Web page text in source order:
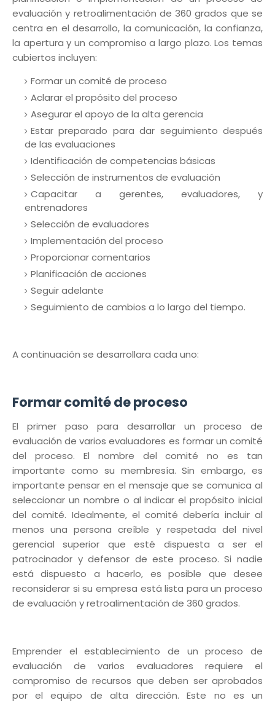
evaluación y retroalimentación de 360 ​​grados que se
centra en el desarrollo, la comunicación, la confianza,
la apertura y un compromiso a largo plazo. Los temas
cubiertos incluyen:
Formar un comité de proceso
Aclarar el propósito del proceso
Asegurar el apoyo de la alta gerencia
Estar preparado para dar seguimiento después
de las evaluaciones
Identificación de competencias básicas
Selección de instrumentos de evaluación
Capacitar a gerentes, evaluadores, y
entrenadores
Selección de evaluadores
Implementación del proceso
Proporcionar comentarios
Planificación de acciones
Seguir adelante
Seguimiento de cambios a lo largo del tiempo.
A continuación se desarrollara cada uno:
Formar comité de proceso
El primer paso para desarrollar un proceso de
evaluación de varios evaluadores es formar un comité
del proceso. El nombre del comité no es tan
importante como su membresía. Sin embargo, es
importante pensar en el mensaje que se comunica al
seleccionar un nombre o al indicar el propósito inicial
del comité. Idealmente, el comité debería incluir al
menos una persona creíble y respetada del nivel
gerencial superior que esté dispuesta a ser el
patrocinador y defensor de este proceso. Si nadie
está dispuesto a hacerlo, es posible que desee
reconsiderar si su empresa está lista para un proceso
de evaluación y retroalimentación de 360 ​​grados.
Emprender el establecimiento de un proceso de
evaluación de varios evaluadores requiere el
compromiso de recursos que deben ser aprobados
por el equipo de alta dirección. Este no es un